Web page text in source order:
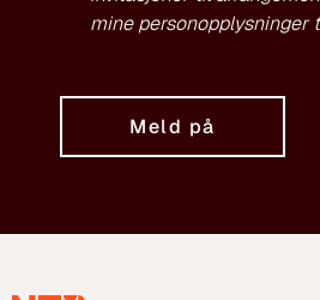
mine personopplysninger
Meld på